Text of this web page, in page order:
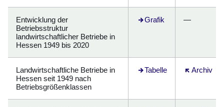
Entwicklung der
Betriebsstruktur
landwirtschaftlicher Betriebe in
Hessen 1949 bis 2020
Grafik —
Landwirtschaftliche Betriebe in
Hessen seit 1949 nach
Betriebsgrößenklassen
Tabelle
Öffnet sich in einemArchiv
Öffnet sich